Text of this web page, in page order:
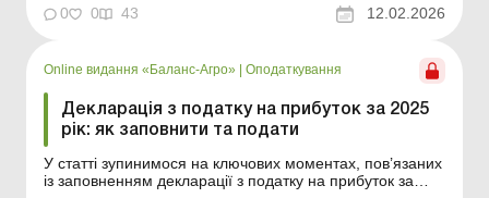
з податку на прибуток за 2025 рік» Доповнення не є
обов’язковим додатком до декларації. Це, радше,
0 0 43 12.02.2026
Online видання «Баланс-Агро» Оподаткування
Декларація з податку на прибуток за 2025
рік: як заповнити та подати
У статті зупинимося на ключових моментах, пов’язаних
із заповненням декларації з податку на прибуток за